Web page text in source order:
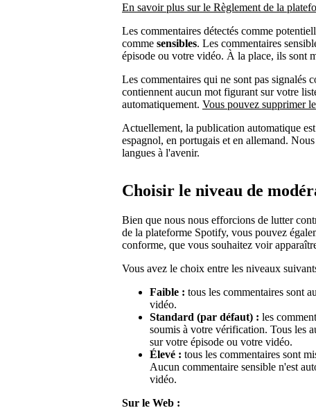
En savoir plus sur le Règlement de la
Les commentaires détectés comme
comme sensibles. Les commentaires
épisode ou votre vidéo. À la place, ils sont
Les commentaires qui ne sont pas signalés
contiennent aucun mot figurant sur votre
automatiquement. Vous pouvez supprimer
Actuellement, la publication automatique
espagnol, en portugais et en allemand.
langues à l'avenir.
Choisir le niveau de
Bien que nous nous efforcions de lutter
de la plateforme Spotify, vous pouvez
conforme, que vous souhaitez voir
Vous avez le choix entre les niveaux
Faible : tous les commentaires sont
vidéo.
Standard (par défaut) : les
soumis à votre vérification. Tous les
sur votre épisode ou votre vidéo.
Élevé : tous les commentaires sont
Aucun commentaire sensible n'est
vidéo.
Sur le Web :